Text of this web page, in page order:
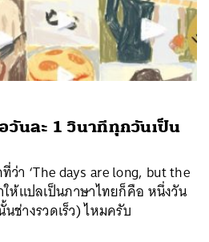
วันละ 1 วินาทีทุกวันเป็น
า ‘The days are long, but the
ให้แปลเป็นภาษาไทยก็คือ หนึ่งวัน
ช่างรวดเร็ว) ไหมครับ
LINE EMAIL